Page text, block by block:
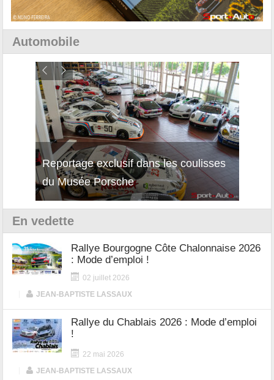
Automobile
Reportage exclusif dans les coulisses
du Musée Porsche
Découverte de la nouvelle Ferrari
12Cilindri Manuale
En vedette
Rallye Bourgogne Côte Chalonnaise 2026
: Mode d’emploi !
02 juillet 2026
JEAN-BAPTISTE LASSAUX
Rallye du Chablais 2026 : Mode d’emploi
!
22 mai 2026
JEAN-BAPTISTE LASSAUX